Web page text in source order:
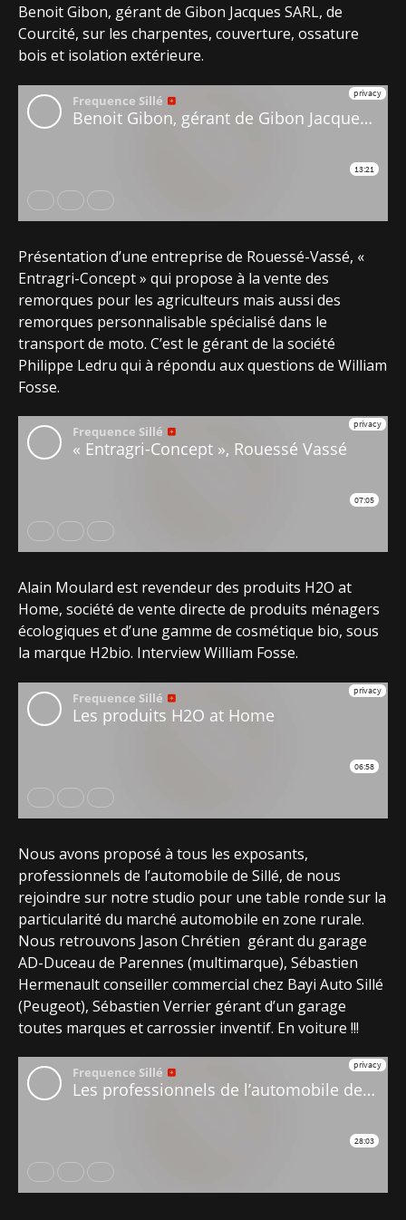
Benoit Gibon, gérant de Gibon Jacques SARL, de
Courcité, sur les charpentes, couverture, ossature
bois et isolation extérieure.
Présentation d’une entreprise de Rouessé-Vassé, «
Entragri-Concept » qui propose à la vente des
remorques pour les agriculteurs mais aussi des
remorques personnalisable spécialisé dans le
transport de moto. C’est le gérant de la société
Philippe Ledru qui à répondu aux questions de William
Fosse.
Alain Moulard est revendeur des produits H2O at
Home, société de vente directe de produits ménagers
écologiques et d’une gamme de cosmétique bio, sous
la marque H2bio. Interview William Fosse.
Nous avons proposé à tous les exposants,
professionnels de l’automobile de Sillé, de nous
rejoindre sur notre studio pour une table ronde sur la
particularité du marché automobile en zone rurale.
Nous retrouvons Jason Chrétien gérant du garage
AD-Duceau de Parennes (multimarque), Sébastien
Hermenault conseiller commercial chez Bayi Auto Sillé
(Peugeot), Sébastien Verrier gérant d’un garage
toutes marques et carrossier inventif. En voiture !!!